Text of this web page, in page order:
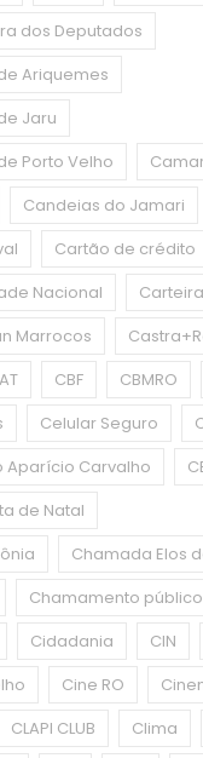
dos Deputados
Ariquemes
Jaru
Porto Velho
Candeias do Jamari
Cartão de crédito
Nacional
Marrocos
CBF CBMRO
Celular Seguro
Aparício Carvalho
de Natal
Chamada Elos
Chamamento público
Cidadania CIN
Cine RO
CLAPI CLUB Clima